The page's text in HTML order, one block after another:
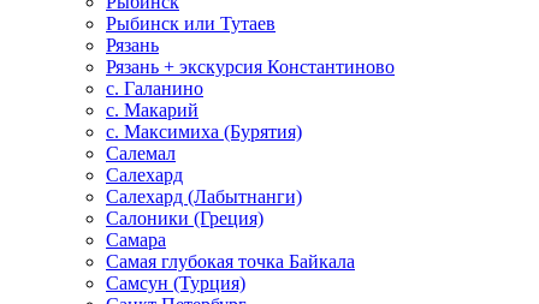
Рыбинск или Тутаев
Рязань
Рязань + экскурсия Константиново
с. Галанино
с. Макарий
с. Максимиха (Бурятия)
Салемал
Салехард
Салехард (Лабытнанги)
Салоники (Греция)
Самара
Самая глубокая точка Байкала
Самсун (Турция)